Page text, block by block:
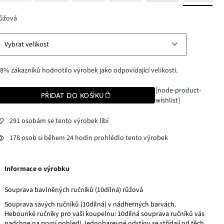
Vybrat velikost
zákazníků hodnotilo výrobek jako odpovídající velikosti.
PŘIDAT DO KOŠÍKU
[node-product-
wishlist]
291 osobám se tento výrobek líbí
178 osob si během 24 hodin prohlédlo tento výrobek
Informace o výrobku
Souprava bavlněných ručníků (10dílná) růžová
Souprava savých ručníků (10dílná) v nádherných barvách.
Hebounké ručníky pro vaši koupelnu: 10dílná souprava ručníků vás